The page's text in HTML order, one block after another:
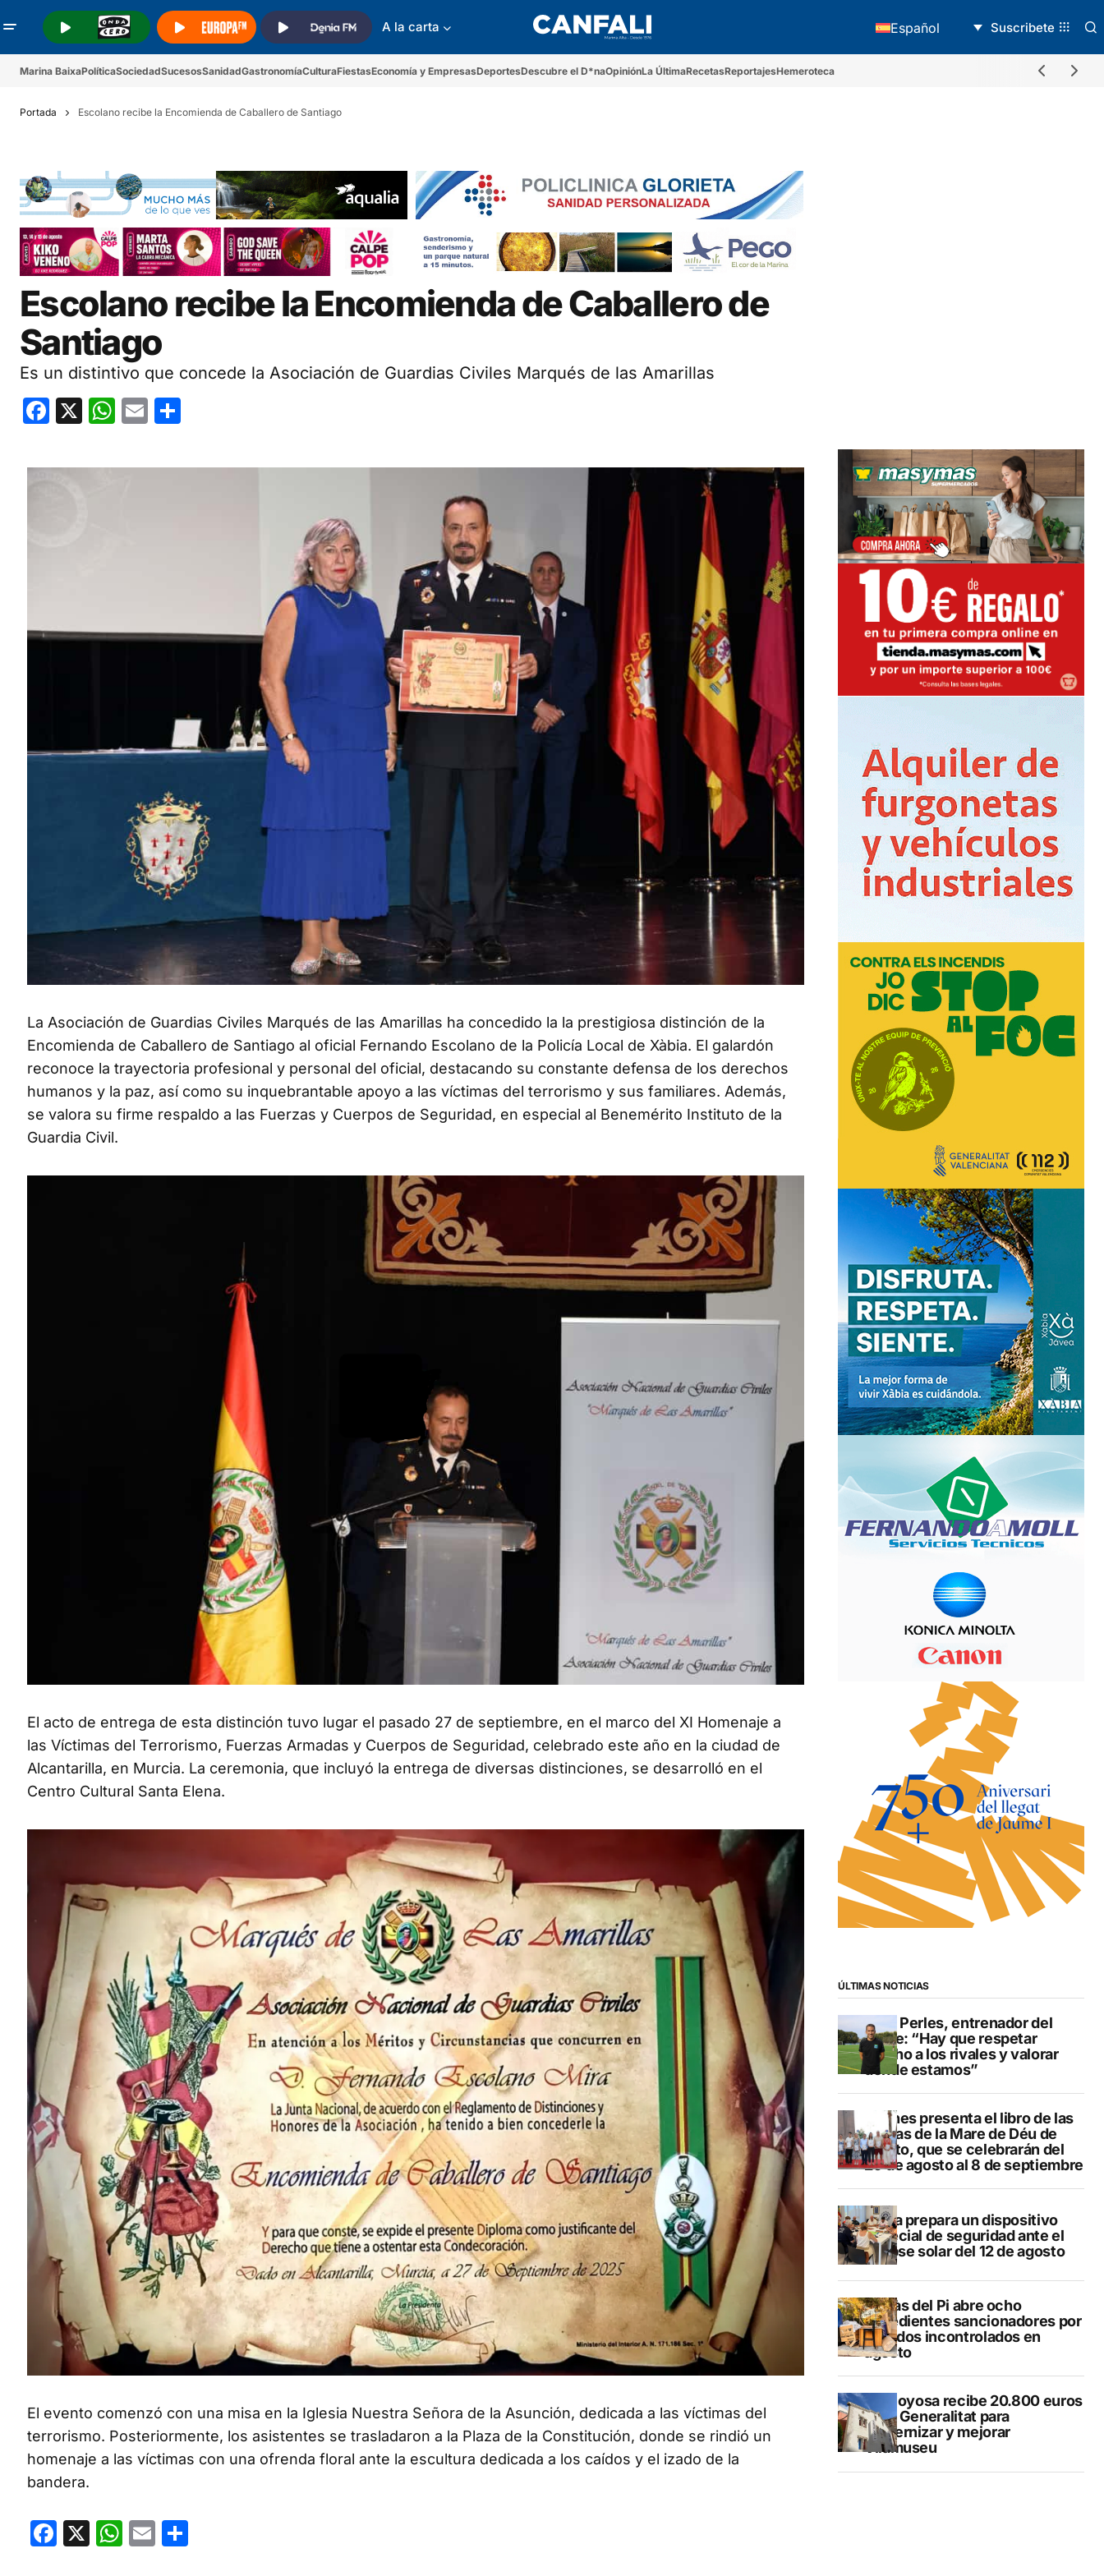
A la carta Español Suscribete
Marina BaixaPolíticaSociedadSucesosSanidadGastronomíaCulturaFiestasEconomía y EmpresasDeportesDescubre el D*naOpiniónLa ÚltimaRecetasReportajesHemeroteca
Portada Escolano recibe la Encomienda de Caballero de Santiago
Escolano recibe la Encomienda de Caballero de
Santiago
Es un distintivo que concede la Asociación de Guardias Civiles Marqués de las Amarillas
Facebook
X WhatsApp
Email
La Asociación de Guardias Civiles Marqués de las Amarillas ha concedido la la prestigiosa distinción de la
Encomienda de Caballero de Santiago al oficial Fernando Escolano de la Policía Local de Xàbia. El galardón
reconoce la trayectoria profesional y personal del oficial, destacando su constante defensa de los derechos
humanos y la paz, así como su inquebrantable apoyo a las víctimas del terrorismo y sus familiares. Además,
se valora su firme respaldo a las Fuerzas y Cuerpos de Seguridad, en especial al Benemérito Instituto de la
Guardia Civil.
El acto de entrega de esta distinción tuvo lugar el pasado 27 de septiembre, en el marco del XI Homenaje a
las Víctimas del Terrorismo, Fuerzas Armadas y Cuerpos de Seguridad, celebrado este año en la ciudad de
Alcantarilla, en Murcia. La ceremonia, que incluyó la entrega de diversas distinciones, se desarrolló en el
Centro Cultural Santa Elena.
El evento comenzó con una misa en la Iglesia Nuestra Señora de la Asunción, dedicada a las víctimas del
terrorismo. Posteriormente, los asistentes se trasladaron a la Plaza de la Constitución, donde se rindió un
homenaje a las víctimas con una ofrenda floral ante la escultura dedicada a los caídos y el izado de la
bandera.
Facebook
X WhatsApp
Email
ÚLTIMAS NOTICIAS
Pere Perles, entrenador del
Calpe: “Hay que respetar
mucho a los rivales y valorar
dónde estamos”
Duanes presenta el libro de las
fiestas de la Mare de Déu de
Loreto, que se celebrarán del
29 de agosto al 8 de septiembre
Xàbia prepara un dispositivo
especial de seguridad ante el
eclipse solar del 12 de agosto
L’Alfàs del Pi abre ocho
expedientes sancionadores por
vertidos incontrolados en
agosto
Villajoyosa recibe 20.800 euros
de la Generalitat para
modernizar y mejorar
Vilamuseu